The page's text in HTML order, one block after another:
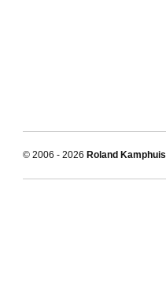
© 2006 - 2026 Roland Kamphuis